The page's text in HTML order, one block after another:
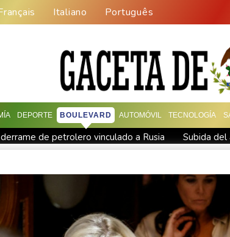
Italiano Português
DEPORTE BOULEVARD AUTOMÓVIL TECNOLOGÍA
de petrolero vinculado a Rusia
Subida del
incidente en aeropuerto clave para envíos a Ucrania
en Marruecos
Los rebeldes hutíes de Yemen
en Marruecos
Noosha Aubel: Klarar hon av